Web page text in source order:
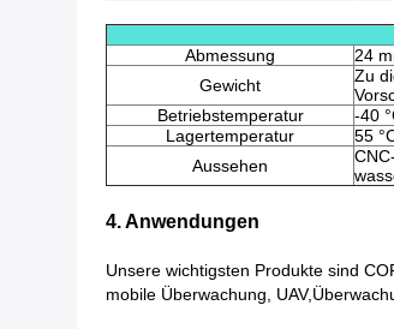
Abmessung
24
Gewicht
Zu
Betriebstemperatur
-40
Lagertemperatur
55
Aussehen
4. Anwendungen
Unsere wichtigsten Produkte sind
mobile Überwachung,